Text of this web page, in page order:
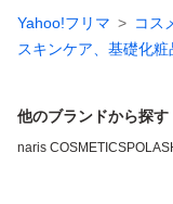
Yahoo!フリマ
コス
スキンケア、基礎化粧
他のブランドから探す
naris COSMETICSPOLA